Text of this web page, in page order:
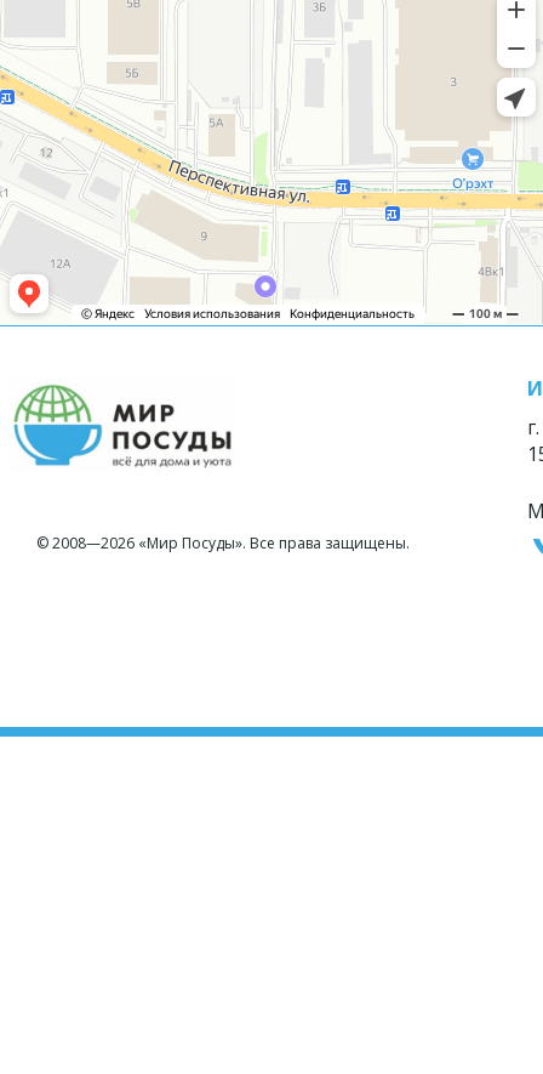
© 2008—2026 «Мир Посуды». Все права защищены.